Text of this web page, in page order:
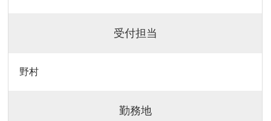
受付担当
野村
勤務地